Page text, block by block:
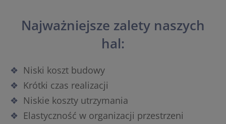
Najważniejsze zalety naszych
hal:
Niski koszt budowy
Krótki czas realizacji
Niskie koszty utrzymania
Elastyczność w organizacji przestrzeni